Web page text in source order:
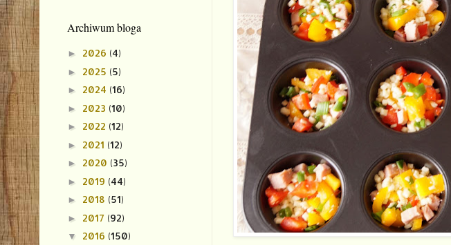
Archiwum bloga
► 2026 (4)
► 2025 (5)
► 2024 (16)
► 2023 (10)
► 2022 (12)
► 2021 (12)
► 2020 (35)
► 2019 (44)
► 2018 (51)
► 2017 (92)
▼ 2016 (150)